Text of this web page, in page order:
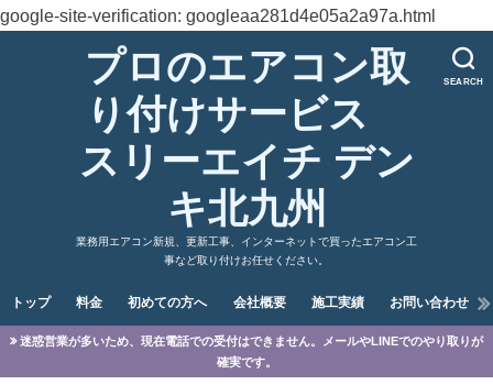
google-site-verification: googleaa281d4e05a2a97a.html
SEARCH
プロのエアコン取
り付けサービス
スリーエイチ デン
キ北九州
業務用エアコン新規、更新工事、インターネットで買ったエアコン工
事など取り付けお任せください。
トップ 料金 初めての方へ 会社概要 施工実績 お問い合わせ
迷惑営業が多いため、現在電話での受付はできません。メールやLINEでのやり取りが
確実です。